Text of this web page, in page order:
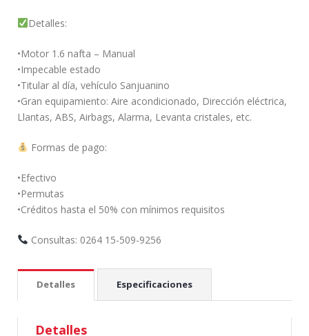
Detalles:
•Motor 1.6 nafta – Manual
•Impecable estado
•Titular al día, vehículo Sanjuanino
•Gran equipamiento: Aire acondicionado, Dirección eléctrica,
Llantas, ABS, Airbags, Alarma, Levanta cristales, etc.
Formas de pago:
•Efectivo
•Permutas
•Créditos hasta el 50% con mínimos requisitos
Consultas: 0264 15-509-9256
Detalles Especificaciones
Detalles